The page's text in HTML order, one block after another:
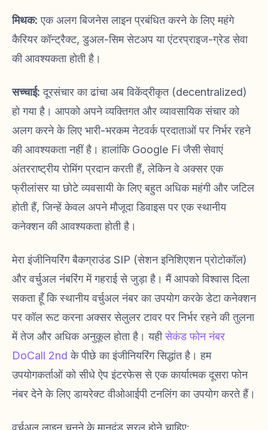
मिथक: एक अलग बिजनेस लाइन प्रबंधित करने के लिए महंगे
कैरियर कॉन्ट्रैक्ट, डुअल-सिम सेटअप या एंटरप्राइज-ग्रेड सेवा
की आवश्यकता होती है।
सच्चाई: दूरसंचार का ढांचा अब विकेंद्रीकृत (decentralized)
हो गया है। आपको अपने व्यक्तिगत और व्यावसायिक संचार को
अलग करने के लिए भारी-भरकम नेटवर्क प्रदाताओं पर निर्भर रहने
की आवश्यकता नहीं है। हालांकि Google Fi जैसी सेवाएं
अंतरराष्ट्रीय रोमिंग प्रदान करती हैं, लेकिन वे अक्सर एक
फ्रीलांसर या छोटे व्यवसायी के लिए बहुत अधिक महंगी और जटिल
होती हैं, जिन्हें केवल अपने मौजूदा डिवाइस पर एक स्थानीय
कनेक्शन की आवश्यकता होती है।
मेरा इंजीनियरिंग बैकग्राउंड SIP (सेशन इनिशिएशन प्रोटोकॉल)
और वर्चुअल नंबरिंग में गहराई से जुड़ा है। मैं आपको विश्वास दिला
सकता हूँ कि स्थानीय वर्चुअल नंबर का उपयोग करके डेटा कनेक्शन
पर कॉल रूट करना अक्सर सेलुलर टावर पर निर्भर रहने की तुलना
में तेज और अधिक अनुकूल होता है। यहीसेकंड फोन नंबर
DoCall 2nd के पीछे का इंजीनियरिंग सिद्धांत है। हम
उपयोगकर्ताओं को सीधे ऐप इंटरफेस से एक कार्यात्मक दूसरा फोन
नंबर देने के लिए डायरेक्ट वीओआईपी टनलिंग का उपयोग करते हैं।